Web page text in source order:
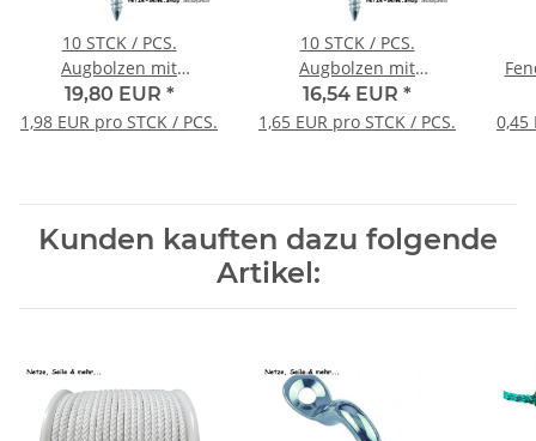
10 STCK / PCS.
Augbolzen mit
Holzgewinde A4
6x60mm
19,80 EUR *
1,98 EUR pro STCK / PCS.
10 STCK / PCS.
Augbolzen mit
Holzgewinde A4
6x80mm
16,54 EUR *
1,65 EUR pro STCK / PCS.
0,45
Kunden kauften dazu folgende
Artikel: